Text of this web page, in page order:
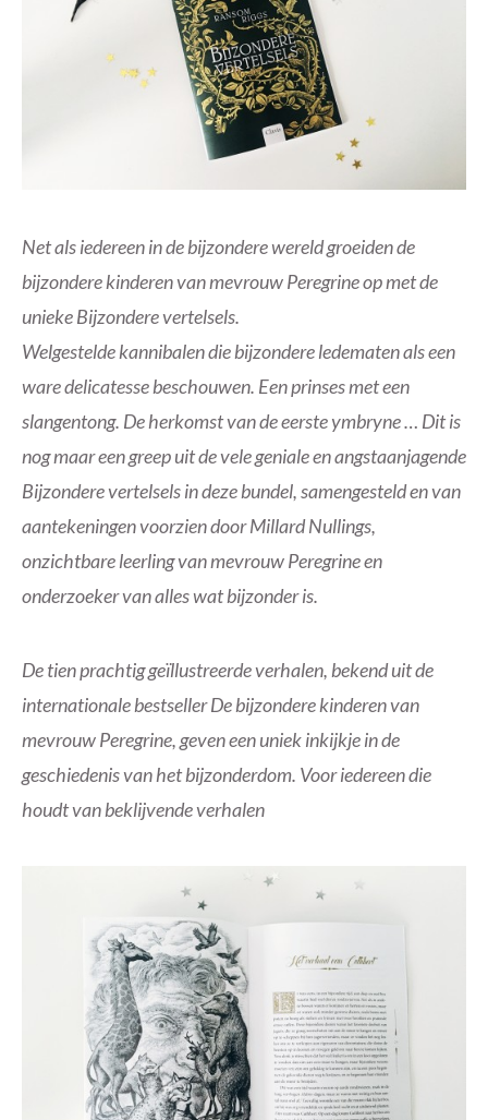
Net als iedereen in de bijzondere wereld groeiden de
bijzondere kinderen van mevrouw Peregrine op met de
unieke Bijzondere vertelsels.
Welgestelde kannibalen die bijzondere ledematen als een
ware delicatesse beschouwen. Een prinses met een
slangentong. De herkomst van de eerste ymbryne … Dit is
nog maar een greep uit de vele geniale en angstaanjagende
Bijzondere vertelsels in deze bundel, samengesteld en van
aantekeningen voorzien door Millard Nullings,
onzichtbare leerling van mevrouw Peregrine en
onderzoeker van alles wat bijzonder is.
De tien prachtig geïllustreerde verhalen, bekend uit de
internationale bestseller De bijzondere kinderen van
mevrouw Peregrine, geven een uniek inkijkje in de
geschiedenis van het bijzonderdom. Voor iedereen die
houdt van beklijvende verhalen